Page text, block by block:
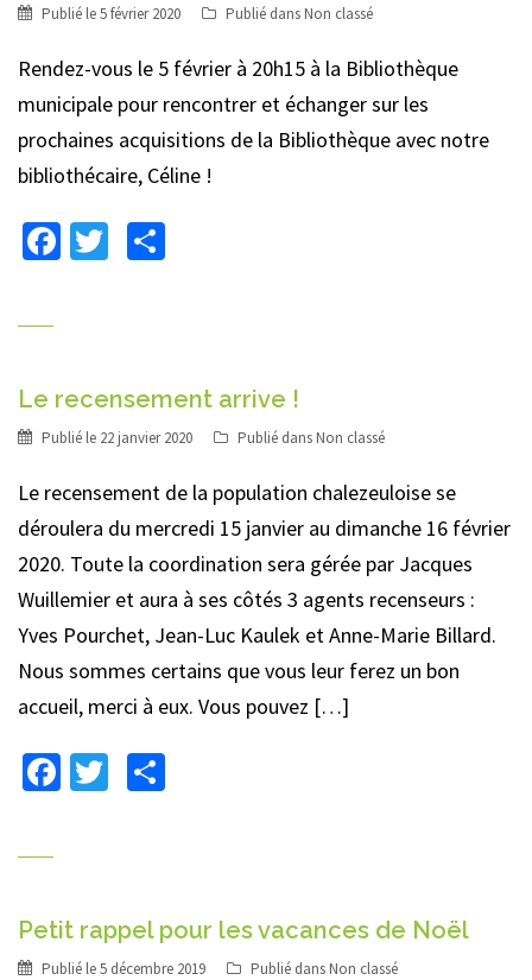
Publié le5 février 2020 Publié dans Non classé
Rendez-vous le 5 février à 20h15 à la Bibliothèque
municipale pour rencontrer et échanger sur les
prochaines acquisitions de la Bibliothèque avec notre
bibliothécaire, Céline !
Facebook
Twitter
Le recensement arrive !
Publié le 22 janvier 2020 Publié dans Non classé
Le recensement de la population chalezeuloise se
déroulera du mercredi 15 janvier au dimanche 16 février
2020. Toute la coordination sera gérée par Jacques
Wuillemier et aura à ses côtés 3 agents recenseurs :
Yves Pourchet, Jean-Luc Kaulek et Anne-Marie Billard.
Nous sommes certains que vous leur ferez un bon
accueil, merci à eux. Vous pouvez […]
Facebook
Twitter
Petit rappel pour les vacances de Noël
Publié le5 décembre 2019 Publié dans Non classé